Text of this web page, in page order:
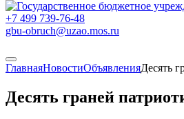
+7 499 739-76-48
gbu-obruch@uzao.mos.ru
ГлавнаяНовостиОбъявленияДесять
Десять граней